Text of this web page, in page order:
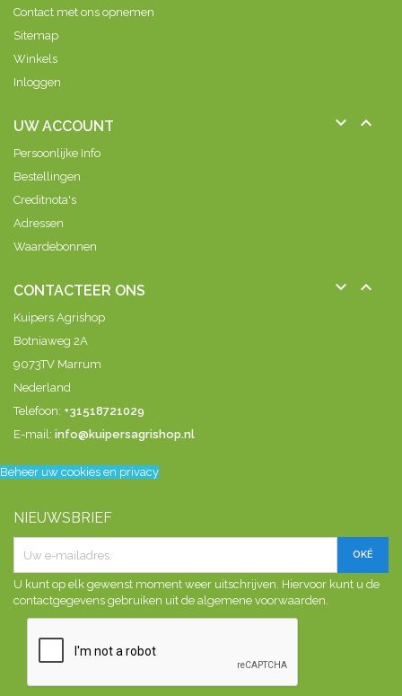
Contact met ons opnemen
Sitemap
Winkels
Inloggen
UW ACCOUNT  
Persoonlijke Info
Bestellingen
Creditnota's
Adressen
Waardebonnen
CONTACTEER ONS  
Kuipers Agrishop
Botniaweg 2A
9073TV Marrum
Nederland
Telefoon: +31518721029
E-mail: info@kuipersagrishop.nl
Beheer uw cookies en privacy
NIEUWSBRIEF
U kunt op elk gewenst moment weer uitschrijven. Hiervoor kunt u de
contactgegevens gebruiken uit de algemene voorwaarden.